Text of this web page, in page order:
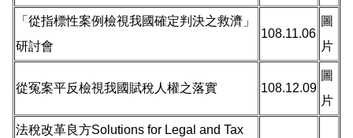
「從指標性案例檢視我國確定判決之救濟」
研討會
108.11.06
圖
片
從冤案平反檢視我國賦稅人權之落實 108.12.09
圖
片
法稅改革良方Solutions for Legal and Tax